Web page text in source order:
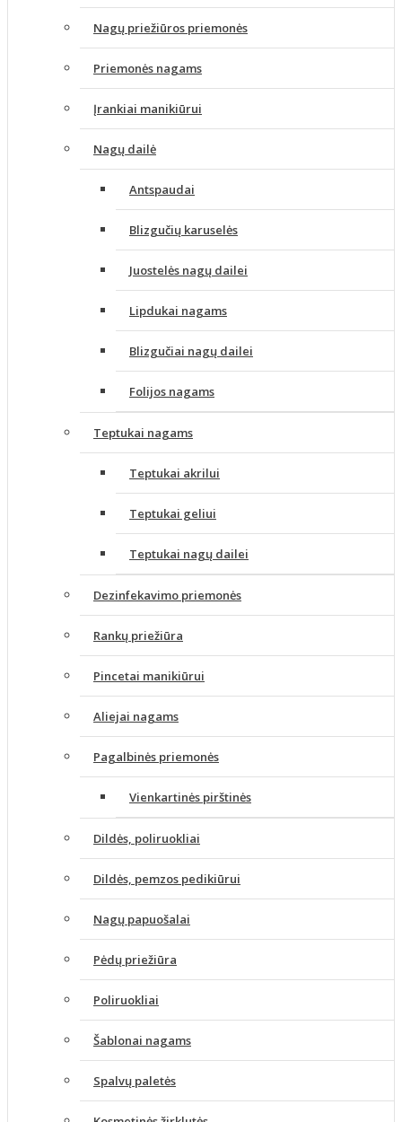
Nagų priežiūros priemonės
Priemonės nagams
Įrankiai manikiūrui
Nagų dailė
Antspaudai
Blizgučių karuselės
Juostelės nagų dailei
Lipdukai nagams
Blizgučiai nagų dailei
Folijos nagams
Teptukai nagams
Teptukai akrilui
Teptukai geliui
Teptukai nagų dailei
Dezinfekavimo priemonės
Rankų priežiūra
Pincetai manikiūrui
Aliejai nagams
Pagalbinės priemonės
Vienkartinės pirštinės
Dildės, poliruokliai
Dildės, pemzos pedikiūrui
Nagų papuošalai
Pėdų priežiūra
Poliruokliai
Šablonai nagams
Spalvų paletės